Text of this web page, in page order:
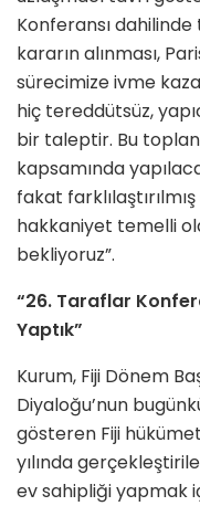
Konferansı
kararın alınması,
sürecimize ivme
hiç tereddütsüz,
bir taleptir. Bu
kapsamında
fakat
hakkaniyet temelli
bekliyoruz”.
“26. Taraflar
Yaptık”
Kurum, Fiji Dönem
Diyaloğu’nun
gösteren Fiji
yılında
ev sahipliği yapmak